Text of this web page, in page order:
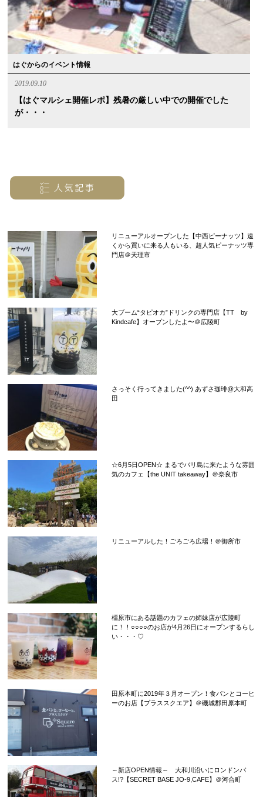
はぐからのイベント情報
2019.09.10
【はぐマルシェ開催レポ】残暑の厳しい中での開催でした
が・・・
リニューアルオープンした【中西ピーナッツ】遠
くから買いに来る人もいる、超人気ピーナッツ専
門店＠天理市
大ブーム“タピオカ”ドリンクの専門店【TT by
Kindcafe】オープンしたよ〜＠広陵町
さっそく行ってきました(^^) あずさ珈琲@大和高
田
☆6月5日OPEN☆ まるでバリ島に来たような雰囲
気のカフェ【the UNIT takeaway】＠奈良市
リニューアルした！ごろごろ広場！＠御所市
橿原市にある話題のカフェの姉妹店が広陵町
に！！○○○○のお店が4月26日にオープンするらし
い・・・♡
田原本町に2019年３月オープン！食パンとコーヒ
ーのお店【プラススクエア】＠磯城郡田原本町
～新店OPEN情報～ 大和川沿いにロンドンバ
ス!?【SECRET BASE JO-9,CAFE】＠河合町